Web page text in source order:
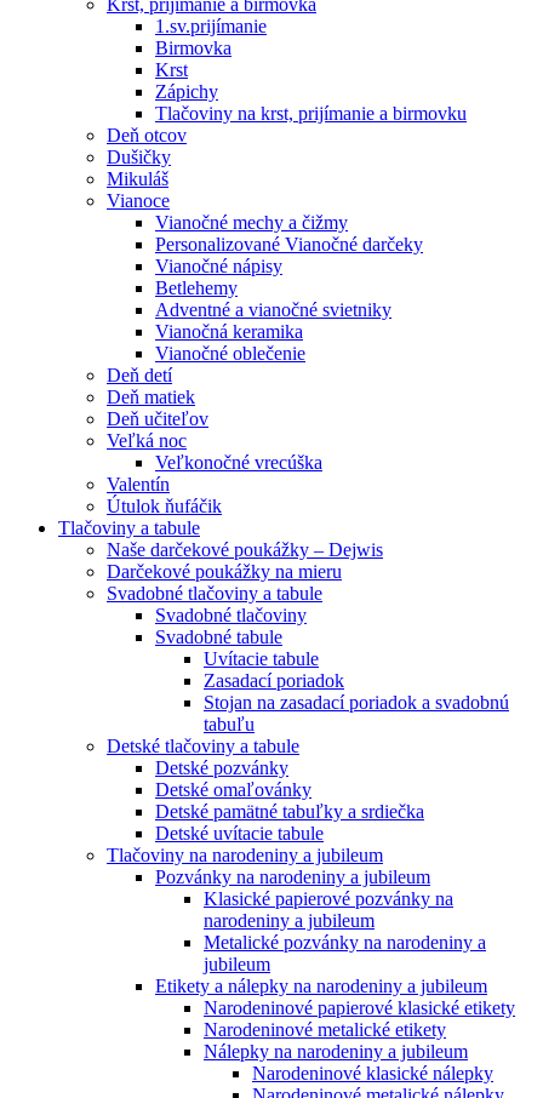
Krst, prijímanie a birmovka
1.sv.prijímanie
Birmovka
Krst
Zápichy
Tlačoviny na krst, prijímanie a birmovku
Deň otcov
Dušičky
Mikuláš
Vianoce
Vianočné mechy a čižmy
Personalizované Vianočné darčeky
Vianočné nápisy
Betlehemy
Adventné a vianočné svietniky
Vianočná keramika
Vianočné oblečenie
Deň detí
Deň matiek
Deň učiteľov
Veľká noc
Veľkonočné vrecúška
Valentín
Útulok ňufáčik
Tlačoviny a tabule
Naše darčekové poukážky – Dejwis
Darčekové poukážky na mieru
Svadobné tlačoviny a tabule
Svadobné tlačoviny
Svadobné tabule
Uvítacie tabule
Zasadací poriadok
Stojan na zasadací poriadok a svadobnú
tabuľu
Detské tlačoviny a tabule
Detské pozvánky
Detské omaľovánky
Detské pamätné tabuľky a srdiečka
Detské uvítacie tabule
Tlačoviny na narodeniny a jubileum
Pozvánky na narodeniny a jubileum
Klasické papierové pozvánky na
narodeniny a jubileum
Metalické pozvánky na narodeniny a
jubileum
Etikety a nálepky na narodeniny a jubileum
Narodeninové papierové klasické etikety
Narodeninové metalické etikety
Nálepky na narodeniny a jubileum
Narodeninové klasické nálepky